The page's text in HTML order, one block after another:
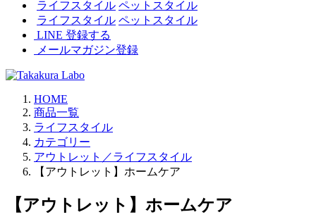
ライフスタイル ペットスタイル
ライフスタイル ペットスタイル
LINE 登録する
メールマガジン登録
HOME
商品一覧
ライフスタイル
カテゴリー
アウトレット／ライフスタイル
【アウトレット】ホームケア
【アウトレット】ホームケア